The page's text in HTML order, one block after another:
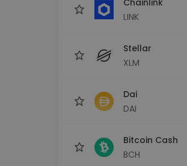
LINK
Stellar
XLM
Dai
DAI
Bitcoin Cash
BCH